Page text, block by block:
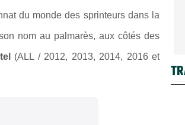
at du monde des sprinteurs dans la
nom au palmarès, aux côtés des
(ALL / 2012, 2013, 2014, 2016 et